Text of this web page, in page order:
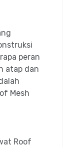
peran
atap dan
Mesh
Roof